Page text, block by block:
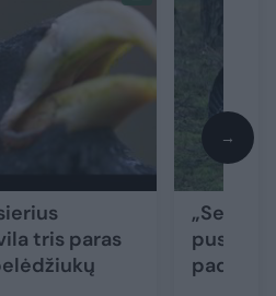
tris paras
pusę
→